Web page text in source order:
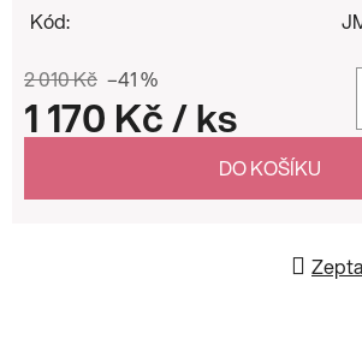
Kód:
2 010 Kč –41 %
1 170 Kč/ ks
DO KOŠÍKU